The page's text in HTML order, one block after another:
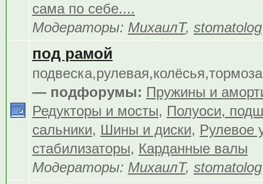
сама по себе....
Модераторы: МихаилТ, stomatolog
под рамой
— подфорумы: Пружины и
Редукторы и мосты, Полуоси,
сальники, Шины и диски, Рулевое
стабилизаторы, Карданные валы
Модераторы: МихаилТ, stomatolog